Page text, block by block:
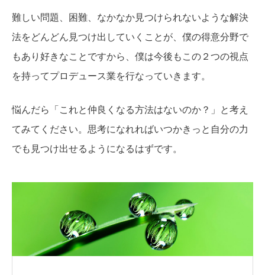
難しい問題、困難、なかなか見つけられないような解決
法をどんどん見つけ出していくことが、僕の得意分野で
もあり好きなことですから、僕は今後もこの２つの視点
を持ってプロデュース業を行なっていきます。
悩んだら「これと仲良くなる方法はないのか？」と考え
てみてください。思考になれればいつかきっと自分の力
でも見つけ出せるようになるはずです。